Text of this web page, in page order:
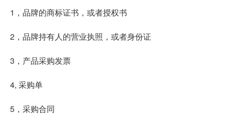
1，品牌的商标证书，或者授权书
2，品牌持有人的营业执照，或者身份证
3，产品采购发票
4, 采购单
5，采购合同